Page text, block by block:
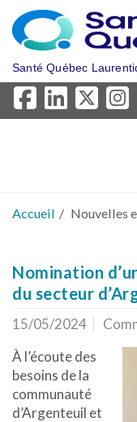
Aller au menu principal
Santé Québec
Accueil Nouvelles
Nomination
du secteur
15/05/2024
À l’écoute des
besoins de la
communauté
d’Argenteuil et